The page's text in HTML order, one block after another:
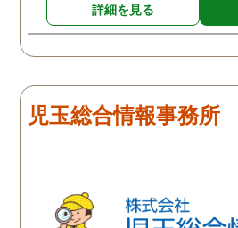
詳細を見る
児玉総合情報事務所